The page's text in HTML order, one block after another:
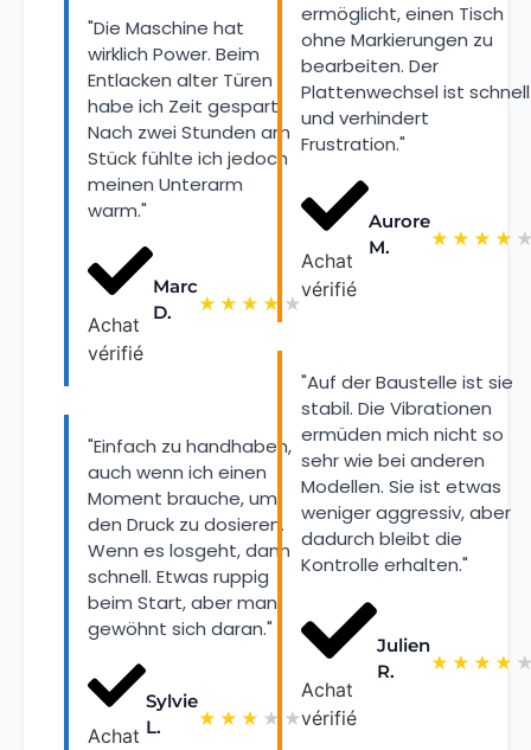
"Die Maschine hat
wirklich Power. Beim
Entlacken alter Türen
habe ich Zeit gespart.
Nach zwei Stunden am
Stück fühlte ich jedoch
meinen Unterarm
warm."
Achat
vérifié
Marc
D.
★ ★ ★ ★ ★
"Einfach zu handhaben,
auch wenn ich einen
Moment brauche, um
den Druck zu dosieren.
Wenn es losgeht, dann
schnell. Etwas ruppig
beim Start, aber man
gewöhnt sich daran."
Achat
Sylvie
L.
★ ★ ★ ★ ★
ermöglicht, einen Tisch
ohne Markierungen zu
bearbeiten. Der
Plattenwechsel ist schnell
und verhindert
Frustration."
Achat
vérifié
Aurore
M.
★ ★ ★ ★
"Auf der Baustelle ist sie
stabil. Die Vibrationen
ermüden mich nicht so
sehr wie bei anderen
Modellen. Sie ist etwas
weniger aggressiv, aber
dadurch bleibt die
Kontrolle erhalten."
Achat
vérifié
Julien
R.
★ ★ ★ ★